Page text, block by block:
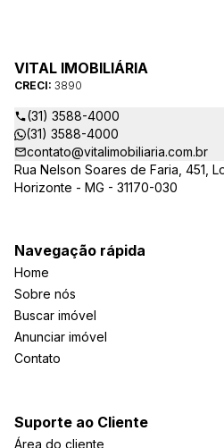
VITAL IMOBILIÁRIA
CRECI: 3890
(31) 3588-4000
(31) 3588-4000
contato@vitalimobiliaria.com.br
Rua Nelson Soares de Faria, 451,
Horizonte - MG - 31170-030
Navegação rápida
Home
Sobre nós
Buscar imóvel
Anunciar imóvel
Contato
Suporte ao Cliente
Área do cliente